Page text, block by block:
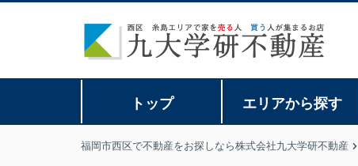
トップ エリアから探す
福岡市西区で不動産をお探しなら株式会社九大学研不動産